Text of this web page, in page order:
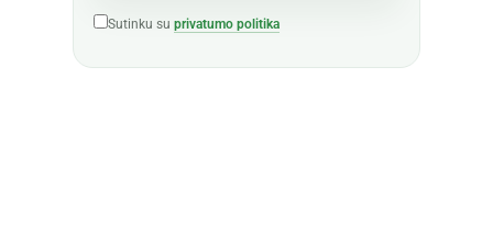
Sutinku su privatumo politika